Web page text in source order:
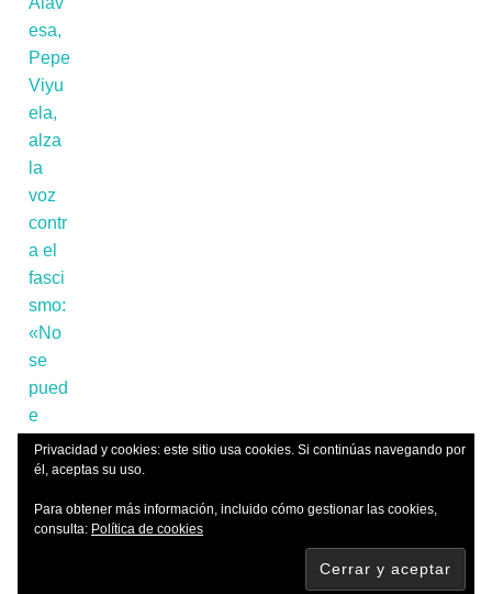
Privacidad y cookies: este sitio usa cookies. Si continúas navegando por
él, aceptas su uso.
Para obtener más información, incluido cómo gestionar las cookies,
consulta: Política de cookies